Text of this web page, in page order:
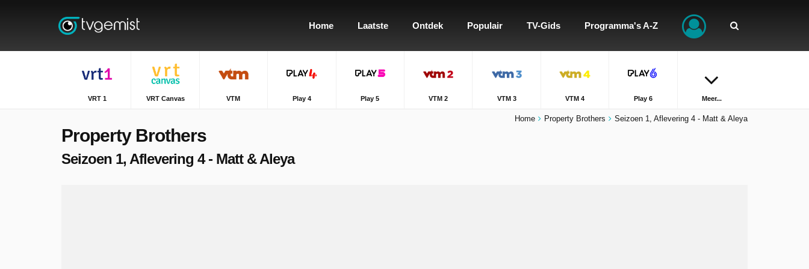
Home Laatste Ontdek Populair TV-Gids Programma's A-Z
VRT 1 VRT Canvas VTM Play 4 Play 5 VTM 2 VTM 3 VTM 4 Play 6 Meer...
Home Property Brothers Seizoen 1, Aflevering 4 - Matt & Aleya
Property Brothers
Seizoen 1, Aflevering 4 - Matt & Aleya